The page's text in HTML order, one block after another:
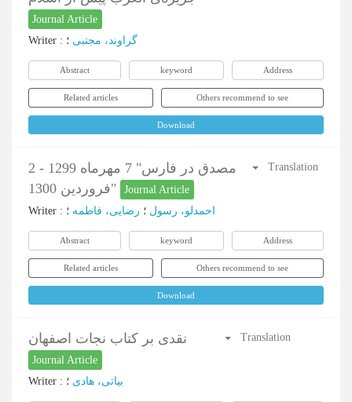
Journal Article
Writer : گراوند، مجتبی ؛
Abstract keyword Address
Related articles Others recommend to see
Download
مصدق در فارس" 7 مهرماه 1299 - 2
فروردین 1300"
Journal Article
Translation
Writer : احمدلو، رسول ؛ رضایی، فاطمه ؛
Abstract keyword Address
Related articles Others recommend to see
Download
نقدی بر کتاب نجات اصفهان
Journal Article
Translation
Writer : بیاتی، هادی ؛